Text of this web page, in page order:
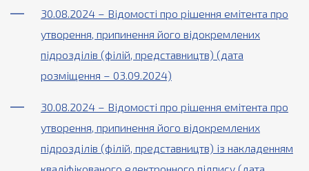
30.08.2024 – Відомості про рішення емітента про
утворення, припинення його відокремлених
підрозділів (філій, представництв) (дата
розміщення – 03.09.2024)
30.08.2024 – Відомості про рішення емітента про
утворення, припинення його відокремлених
підрозділів (філій, представництв) із накладенням